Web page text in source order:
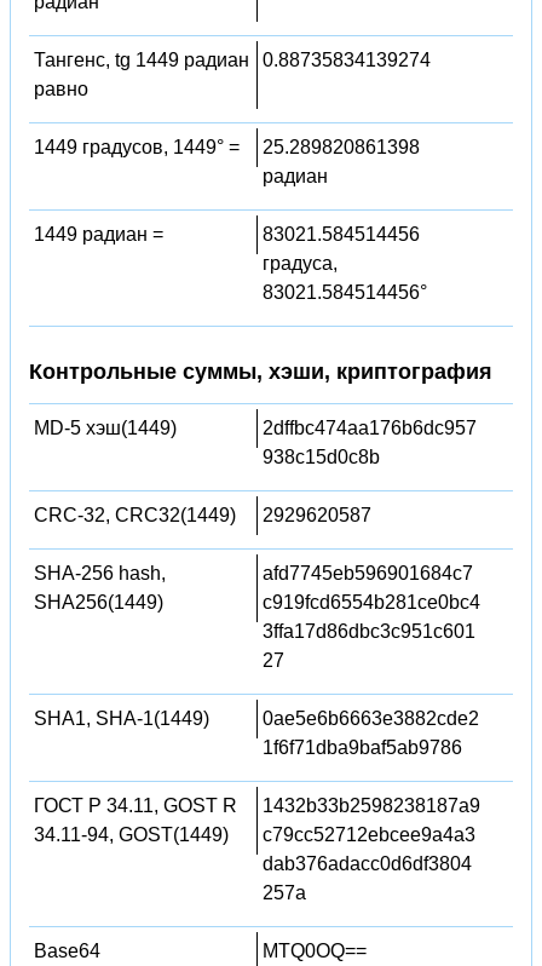
Тангенс, tg 1449 радиан
равно
0.88735834139274
1449 градусов, 1449° =
25.289820861398
радиан
1449 радиан =
83021.584514456
градуса,
83021.584514456°
Контрольные суммы, хэши, криптография
MD-5 хэш(1449)
2dffbc474aa176b6dc957
938c15d0c8b
CRC-32, CRC32(1449) 2929620587
SHA-256 hash,
SHA256(1449)
afd7745eb596901684c7
c919fcd6554b281ce0bc4
3ffa17d86dbc3c951c601
27
SHA1, SHA-1(1449)
0ae5e6b6663e3882cde2
1f6f71dba9baf5ab9786
ГОСТ Р 34.11, GOST R
34.11-94, GOST(1449)
1432b33b2598238187a9
c79cc52712ebcee9a4a3
dab376adacc0d6df3804
257a
Base64 MTQ0OQ==